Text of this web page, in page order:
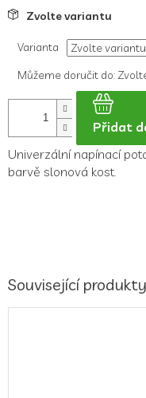
MěrnáZvolte variantu
Varianta
Můžeme doručit do:
Přidat
Univerzální napínací
barvě slonová kost.
Související produkty